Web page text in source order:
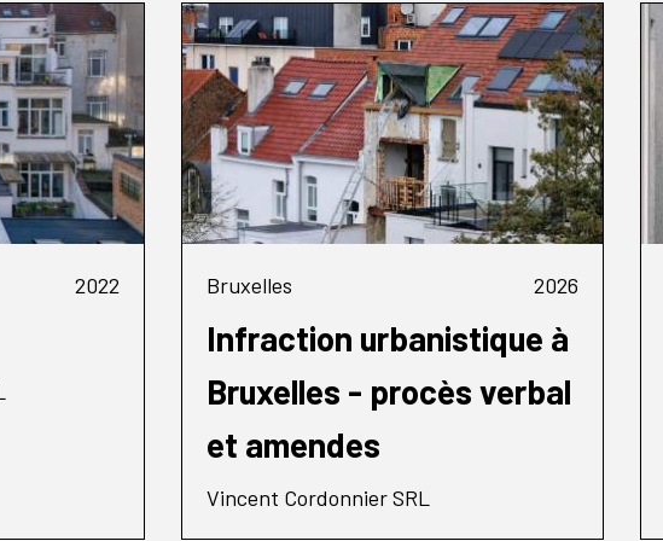
2022 Bruxelles 2026
Infraction urbanistique à
Bruxelles - procès verbal
et amendes
Vincent Cordonnier SRL